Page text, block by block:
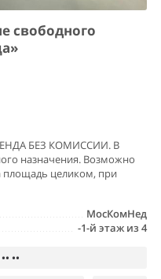
свободного
БЕЗ КОМИССИИ. В
назначения. Возможно
площадь целиком, при
МосКомНед
-1-й этаж из 4
••